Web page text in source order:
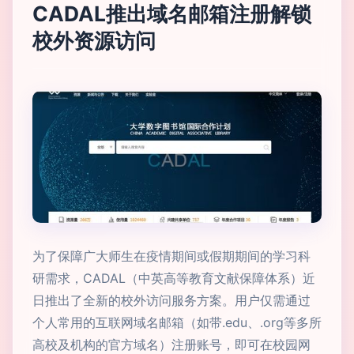
CADAL推出域名邮箱注册解锁
校外资源访问
为了保障广大师生在疫情期间或假期期间的学习科
研需求，CADAL（中英高等教育文献保障体系）近
日推出了全新的校外访问服务方案。用户仅需通过
个人常用的互联网域名邮箱（如带.edu、.org等多所
高校及机构的官方域名）注册账号，即可在校园网